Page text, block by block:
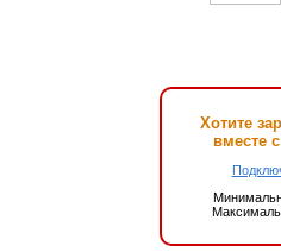
Хотите
вместе